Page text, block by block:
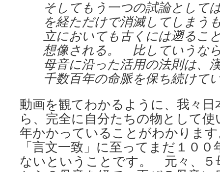
そしてもう一つの試論として
を経ただけで消滅してしまう
立においても古くには遡るこ
想像される。 比していうな
母音に沿った活用の法則は、
千数百年の命脈を保ち続けて
動画を観てわかるように、我々日
ら、完全に自分たちの物として
年かかっていることがわかりま
「言文一致」に至ってまだ１０
ないということです。 元々、５